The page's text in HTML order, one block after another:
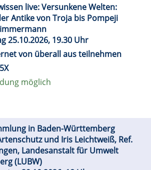
live: Versunkene Welten:
Antike von Troja bis Pompeji
25.10.2026, 19.30 Uhr
von überall aus teilnehmen
möglich
in Baden-Württemberg
und Iris Leichtweiß, Ref.
Landesanstalt für Umwelt
(LUBW)